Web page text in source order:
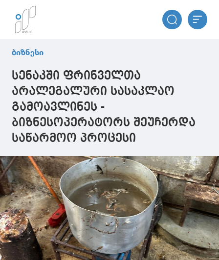
ბიზნესი
სენაკში ფრინველთა
არალეგალური სასაკლაო
გამოავლინეს -
ბიზნესოპერატორს შეუჩერდა
საწარმოო პროცესი